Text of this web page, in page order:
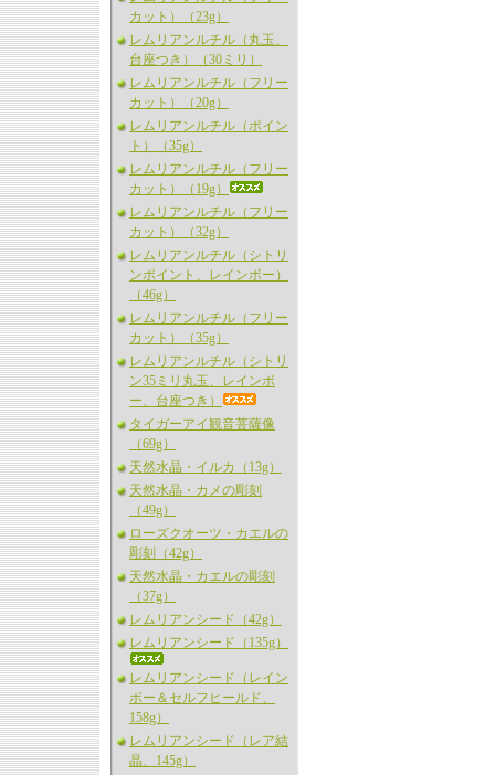
カット）（23g）
レムリアンルチル（丸玉、
台座つき）（30ミリ）
レムリアンルチル（フリー
カット）（20g）
レムリアンルチル（ポイン
ト）（35g）
レムリアンルチル（フリー
カット）（19g）
レムリアンルチル（フリー
カット）（32g）
レムリアンルチル（シトリ
ンポイント、レインボー）
（46g）
レムリアンルチル（フリー
カット）（35g）
レムリアンルチル（シトリ
ン35ミリ丸玉、レインボ
ー、台座つき）
タイガーアイ観音菩薩像
（69g）
天然水晶・イルカ（13g）
天然水晶・カメの彫刻
（49g）
ローズクオーツ・カエルの
彫刻（42g）
天然水晶・カエルの彫刻
（37g）
レムリアンシード（42g）
レムリアンシード（135g）
レムリアンシード（レイン
ボー＆セルフヒールド、
158g）
レムリアンシード（レア結
晶、145g）